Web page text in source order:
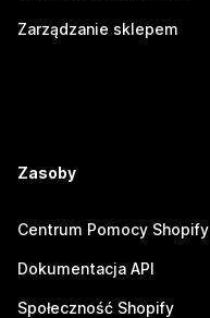
Zarządzanie sklepem
Zasoby
Centrum Pomocy Shopify
Dokumentacja API
Społeczność Shopify